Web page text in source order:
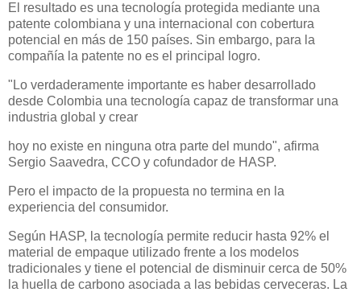
El resultado es una tecnología protegida mediante una
patente colombiana y una internacional con cobertura
potencial en más de 150 países. Sin embargo, para la
compañía la patente no es el principal logro.
"Lo verdaderamente importante es haber desarrollado
desde Colombia una tecnología capaz de transformar una
industria global y crear
hoy no existe en ninguna otra parte del mundo", afirma
Sergio Saavedra, CCO y cofundador de HASP.
Pero el impacto de la propuesta no termina en la
experiencia del consumidor.
Según HASP, la tecnología permite reducir hasta 92% el
material de empaque utilizado frente a los modelos
tradicionales y tiene el potencial de disminuir cerca de 50%
la huella de carbono asociada a las bebidas cerveceras. La